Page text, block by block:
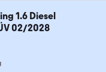
1.6 Diesel
NAVI TÜV 02/2028